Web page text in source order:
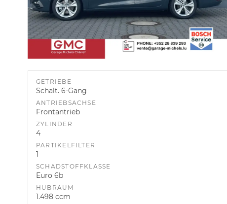
GETRIEBE
Schalt. 6-Gang
ANTRIEBSACHSE
Frontantrieb
ZYLINDER
4
PARTIKELFILTER
1
SCHADSTOFFKLASSE
Euro 6b
HUBRAUM
1.498 ccm